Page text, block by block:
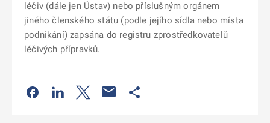
léčiv (dále jen Ústav) nebo příslušným orgánem
jiného členského státu (podle jejího sídla nebo místa
podnikání) zapsána do registru zprostředkovatelů
léčivých přípravků.
Odkaz se otevře na nové kartě
Odkaz se otevře na nové kartě
Odkaz se otevře na nové kartě